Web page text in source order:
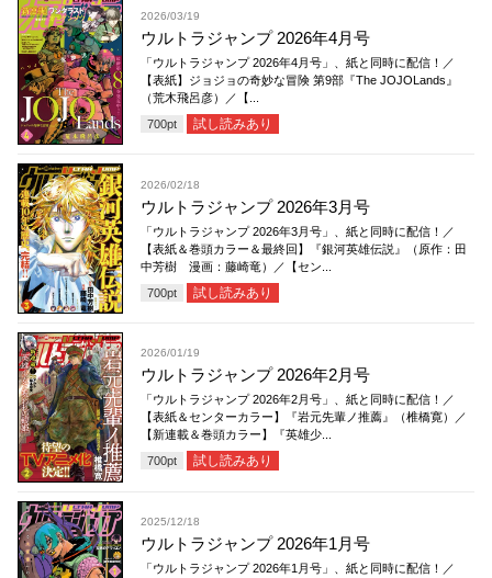
2026/03/19
ウルトラジャンプ 2026年4月号
「ウルトラジャンプ 2026年4月号」、紙と同時に配信！／
【表紙】ジョジョの奇妙な冒険 第9部『The JOJOLands』
（荒木飛呂彦）／【...
700pt 試し読みあり
2026/02/18
ウルトラジャンプ 2026年3月号
「ウルトラジャンプ 2026年3月号」、紙と同時に配信！／
【表紙＆巻頭カラー＆最終回】『銀河英雄伝説』（原作：田
中芳樹 漫画：藤崎竜）／【セン...
700pt 試し読みあり
2026/01/19
ウルトラジャンプ 2026年2月号
「ウルトラジャンプ 2026年2月号」、紙と同時に配信！／
【表紙＆センターカラー】『岩元先輩ノ推薦』（椎橋寛）／
【新連載＆巻頭カラー】『英雄少...
700pt 試し読みあり
2025/12/18
ウルトラジャンプ 2026年1月号
「ウルトラジャンプ 2026年1月号」、紙と同時に配信！／